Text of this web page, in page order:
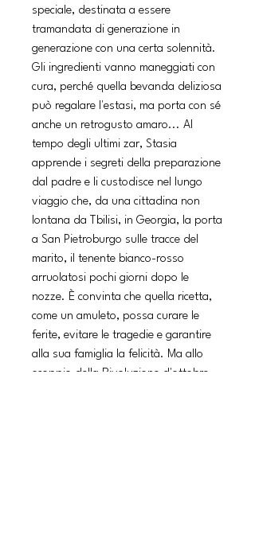
speciale, destinata a essere
tramandata di generazione in
generazione con una certa solennità.
Gli ingredienti vanno maneggiati con
cura, perché quella bevanda deliziosa
può regalare l'estasi, ma porta con sé
anche un retrogusto amaro... Al
tempo degli ultimi zar, Stasia
apprende i segreti della preparazione
dal padre e li custodisce nel lungo
viaggio che, da una cittadina non
lontana da Tbilisi, in Georgia, la porta
a San Pietroburgo sulle tracce del
marito, il tenente bianco-rosso
arruolatosi pochi giorni dopo le
nozze. È convinta che quella ricetta,
come un amuleto, possa curare le
ferite, evitare le tragedie e garantire
alla sua famiglia la felicità. Ma allo
scoppio della Rivoluzione d'ottobre,